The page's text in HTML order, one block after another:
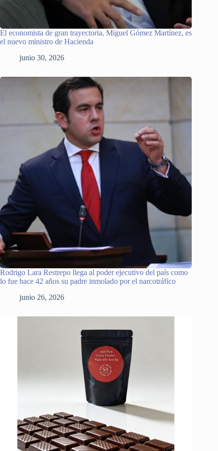
El economista de gran trayectoria, Miguel Gómez Martínez, es
el nuevo ministro de Hacienda
junio 30, 2026
Rodrigo Lara Restrepo llega al poder ejecutivo del país como
lo fue hace 42 años su padre inmolado por el narcotráfico
junio 26, 2026